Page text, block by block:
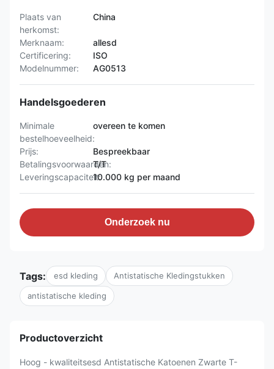
Plaats van
herkomst:
China
Merknaam:
allesd
Certificering:
ISO
Modelnummer:
AG0513
Handelsgoederen
Minimale
bestelhoeveelheid:
overeen te komen
Prijs:
Bespreekbaar
Betalingsvoorwaarden:
T/T
Leveringscapaciteit:10.000 kg per maand
Onderzoek nu
Tags: esd kleding Antistatische Kledingstukken
antistatische kleding
Productoverzicht
Hoog - kwaliteitsesd Antistatische Katoenen Zwarte T-